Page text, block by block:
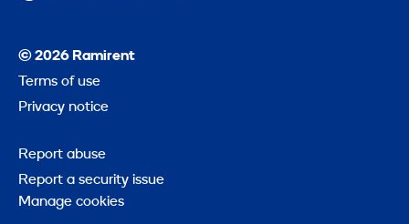
© 2026 Ramirent
Terms of use
Privacy notice
Report abuse
Report a security issue
Manage cookies